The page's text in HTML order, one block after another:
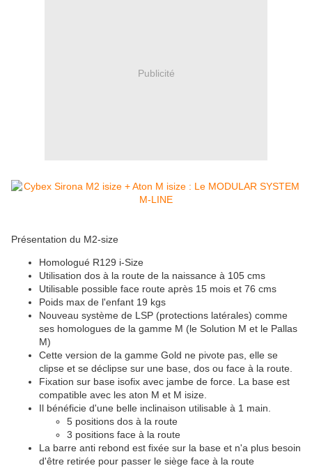
Publicité
Présentation du M2-size
Homologué R129 i-Size
Utilisation dos à la route de la naissance à 105 cms
Utilisable possible face route après 15 mois et 76 cms
Poids max de l'enfant 19 kgs
Nouveau système de LSP (protections latérales) comme
ses homologues de la gamme M (le Solution M et le Pallas
M)
Cette version de la gamme Gold ne pivote pas, elle se
clipse et se déclipse sur une base, dos ou face à la route.
Fixation sur base isofix avec jambe de force. La base est
compatible avec les aton M et M isize.
Il bénéficie d'une belle inclinaison utilisable à 1 main.
5 positions dos à la route
3 positions face à la route
La barre anti rebond est fixée sur la base et n'a plus besoin
d'être retirée pour passer le siège face à la route